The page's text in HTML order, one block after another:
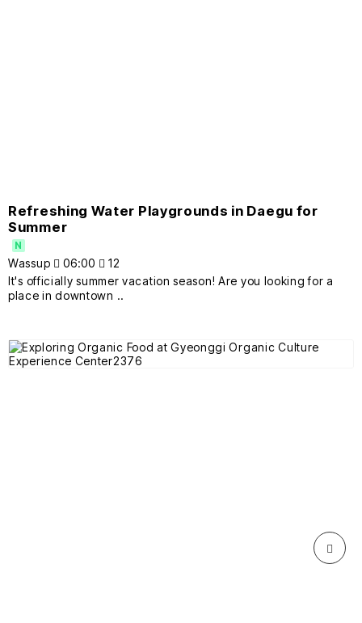
Refreshing Water Playgrounds in Daegu for
Summer
N
Wassup 06:00
12
It's officially summer vacation season! Are you looking for a
place in downtown ..